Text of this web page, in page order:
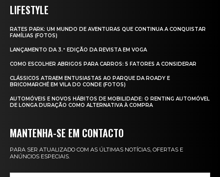
LIFESTYLE
RATES PARK: UM MUNDO DE AVENTURAS QUE CONTINUA A CONQUISTAR
FAMÍLIAS (FOTOS)
LANÇAMENTO DA 3.ª EDIÇÃO DA REVISTA EM VOGA
COMO ESCOLHER ABRIGOS PARA CARROS: 5 FATORES A CONSIDERAR
CLÁSSICOS ATRAEM ENTUSIASTAS AO PARQUE DA ROADY E
BRICOMARCHÉ EM VILA DO CONDE (FOTOS)
AUTOMÓVEIS E NOVOS HÁBITOS DE MOBILIDADE: O RENTING AUTOMÓVEL
DE LONGA DURAÇÃO COMO ALTERNATIVA À COMPRA
MANTENHA-SE EM CONTACTO
PARA SER ATUALIZADO COM AS ÚLTIMAS NOTÍCIAS, OFERTAS E
ANÚNCIOS ESPECIAIS.